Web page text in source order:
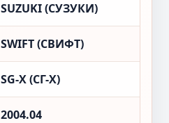
SUZUKI (СУЗУКИ)
SWIFT (СВИФТ)
SG-X (СГ-X)
2004.04